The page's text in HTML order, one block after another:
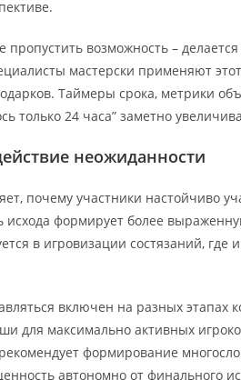
пропустить возможность –
мастерски применяют
Таймеры срока, метрики
только 24 часа” заметно
неожиданности
почему участники настойчиво
исхода формирует более
в игровизации состязаний,
включен на разных этапах
для максимально активных
формирование
автономно от финального